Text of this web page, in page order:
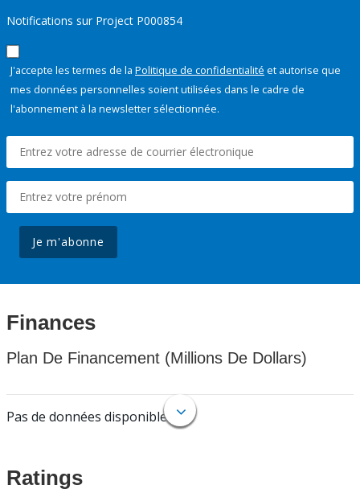
Notifications sur Project P000854
J'accepte les termes de la Politique de confidentialité et autorise que
mes données personnelles soient utilisées dans le cadre de
l'abonnement à la newsletter sélectionnée.
Je m'abonne
Finances
Plan De Financement (Millions De Dollars)
Pas de données disponibles.
Ratings